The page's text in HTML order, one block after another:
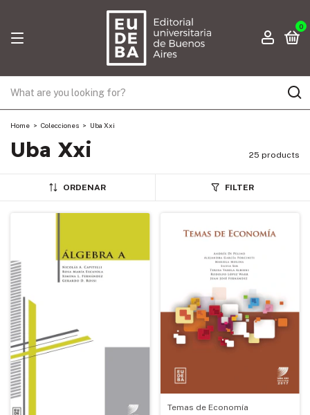
0
Home > Colecciones > Uba Xxi
Uba Xxi 25 products
ORDENAR FILTER
Temas de Economía